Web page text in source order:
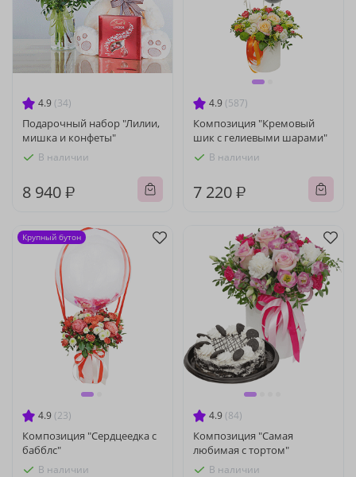
4.9 (34)
Подарочный набор "Лилии,
мишка и конфеты"
В наличии
8 940 ₽
4.9 (587)
Композиция "Кремовый
шик с гелиевыми шарами"
В наличии
7 220 ₽
4.9 (23)
Композиция "Сердцеедка с
бабблс"
В наличии
Крупный бутон
4.9 (84)
Композиция "Самая
любимая с тортом"
В наличии